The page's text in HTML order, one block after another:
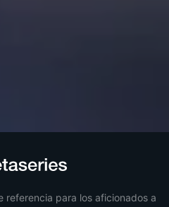
referencia para los aficionados a